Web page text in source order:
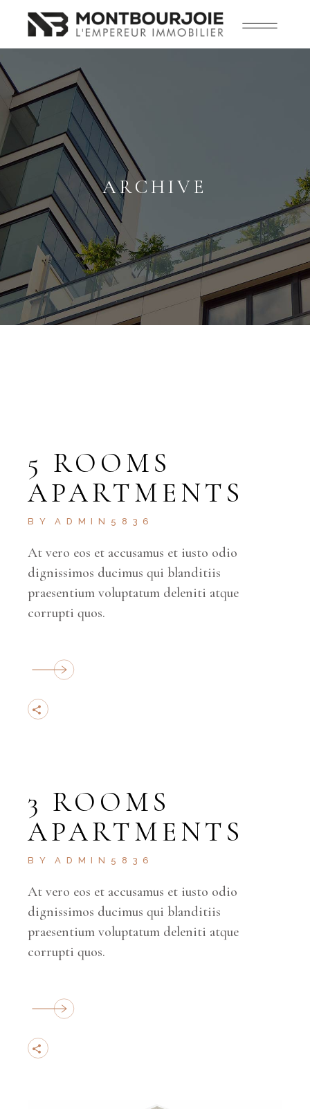
ARCHIVE
5 ROOMS
APARTMENTS
BY ADMIN5836
At vero eos et accusamus et iusto odio
dignissimos ducimus qui blanditiis
praesentium voluptatum deleniti atque
corrupti quos.
3 ROOMS
APARTMENTS
BY ADMIN5836
At vero eos et accusamus et iusto odio
dignissimos ducimus qui blanditiis
praesentium voluptatum deleniti atque
corrupti quos.